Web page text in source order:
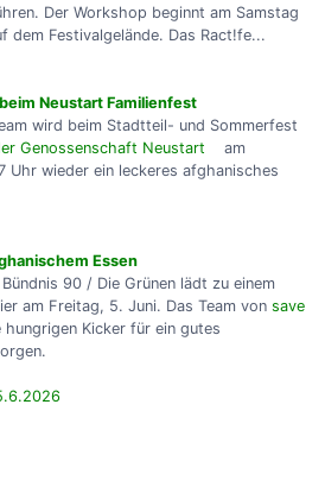
Der Workshop beginnt am Samstag
dem Festivalgelände. Das Ract!fe...
Neustart Familienfest
wird beim Stadtteil- und Sommerfest
Genossenschaft Neustart
am
Uhr wieder ein leckeres afghanisches
Essen
90 / Die Grünen lädt zu einem
am Freitag, 5. Juni. Das Team von save
Kicker für ein gutes